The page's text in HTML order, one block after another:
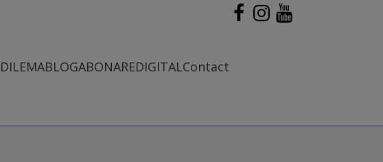
DILEMABLOGABONAREDIGITALContact